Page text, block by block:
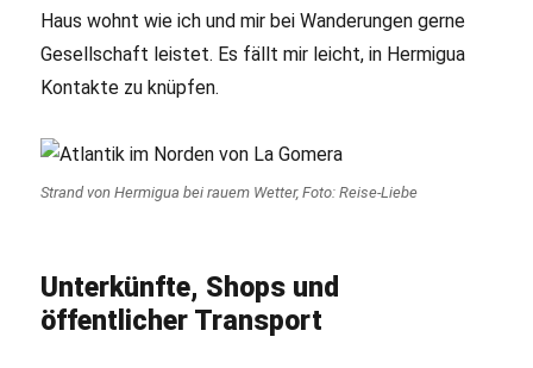
Haus wohnt wie ich und mir bei Wanderungen gerne
Gesellschaft leistet. Es fällt mir leicht, in Hermigua
Kontakte zu knüpfen.
Strand von Hermigua bei rauem Wetter, Foto: Reise-Liebe
Unterkünfte, Shops und
öffentlicher Transport